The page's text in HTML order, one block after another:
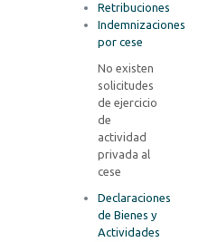
Retribuciones
Indemnizaciones
por cese
No existen
solicitudes
de ejercicio
de
actividad
privada al
cese
Declaraciones
de Bienes y
Actividades